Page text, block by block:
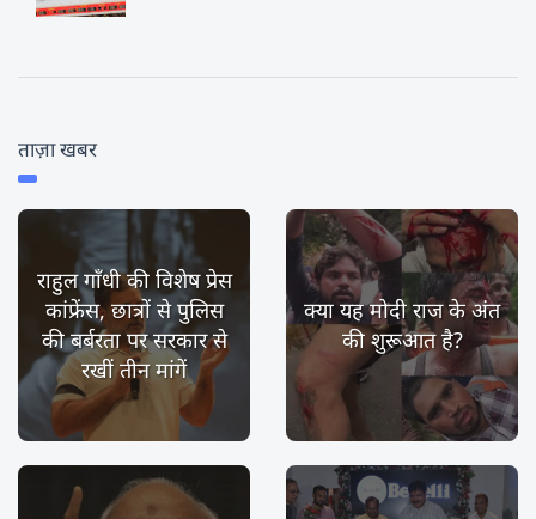
ताज़ा खबर
राहुल गाँधी की विशेष प्रेस
कांफ्रेंस, छात्रों से पुलिस
की बर्बरता पर सरकार से
रखीं तीन मांगें
क्या यह मोदी राज के अंत
की शुरूआत है?